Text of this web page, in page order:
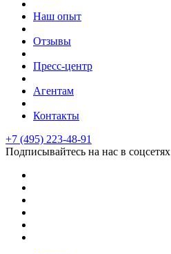
Наш опыт
Отзывы
Пресс-центр
Агентам
Контакты
+7 (495) 223-48-91
Подписывайтесь на нас в соцсетях